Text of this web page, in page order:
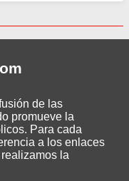
de las
promueve la
Para cada
a los enlaces
la